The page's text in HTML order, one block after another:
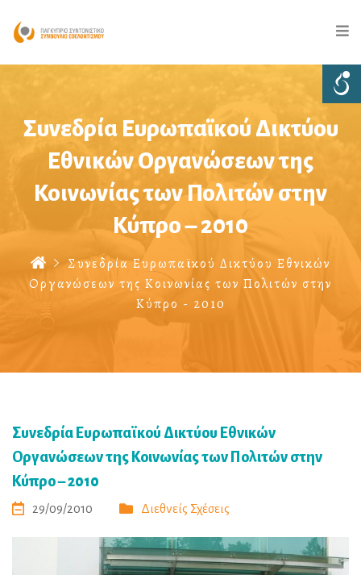
Συνεδρία Ευρωπαϊκού Δικτύου
Εθνικών Οργανώσεων της
Κοινωνίας των Πολιτών στην
Κύπρο – 2010
Συνεδρία Ευρωπαϊκού Δικτύου Εθνικών
Οργανώσεων της Κοινωνίας των Πολιτών στην
Κύπρο - 2010
Συνεδρία Ευρωπαϊκού Δικτύου Εθνικών
Οργανώσεων της Κοινωνίας των Πολιτών στην
Κύπρο – 2010
29/09/2010 Διεθνείς Σχέσεις